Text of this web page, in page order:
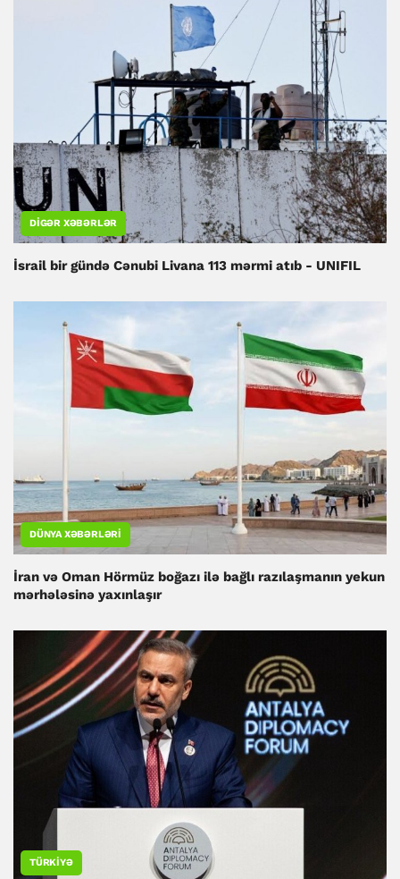
DIGƏR XƏBƏRLƏR
İsrail bir gündə Cənubi Livana 113 mərmi atıb - UNIFIL
DÜNYA XƏBƏRLƏRI
İran və Oman Hörmüz boğazı ilə bağlı razılaşmanın yekun
mərhələsinə yaxınlaşır
TÜRKIYƏ